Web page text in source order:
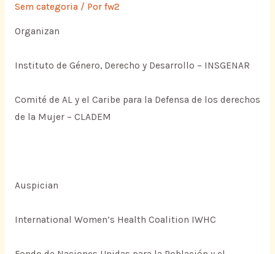
Sem categoria/ Por fw2
Organizan
Instituto de Género, Derecho y Desarrollo – INSGENAR
Comité de AL y el Caribe para la Defensa de los derechos
de la Mujer – CLADEM
Auspician
International Women’s Health Coalition IWHC